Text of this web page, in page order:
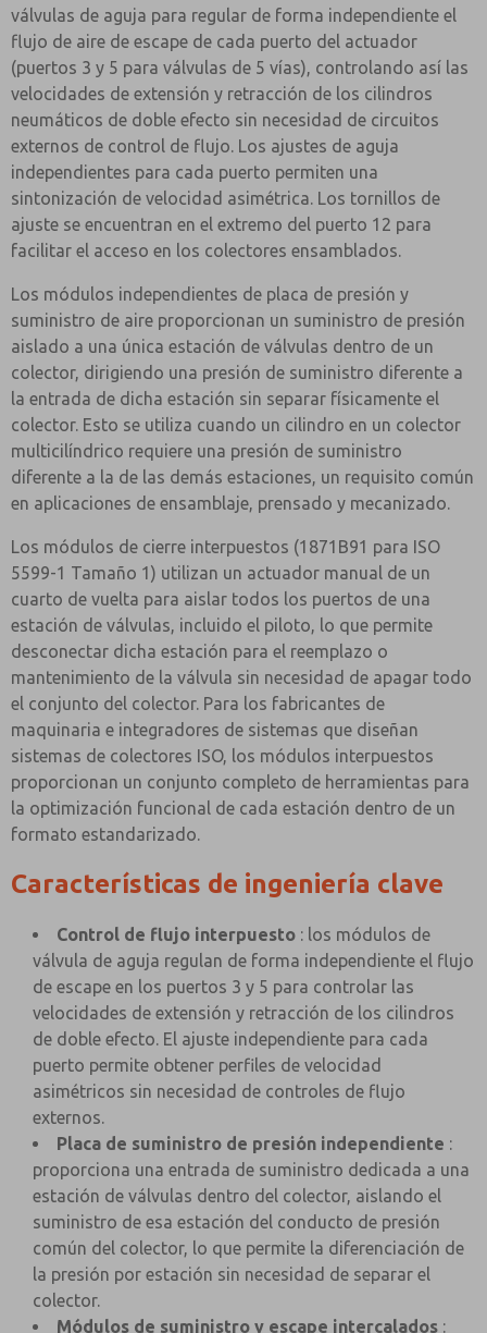
válvulas de aguja para regular de forma independiente el
flujo de aire de escape de cada puerto del actuador
(puertos 3 y 5 para válvulas de 5 vías), controlando así las
velocidades de extensión y retracción de los cilindros
neumáticos de doble efecto sin necesidad de circuitos
externos de control de flujo. Los ajustes de aguja
independientes para cada puerto permiten una
sintonización de velocidad asimétrica. Los tornillos de
ajuste se encuentran en el extremo del puerto 12 para
facilitar el acceso en los colectores ensamblados.
Los módulos independientes de placa de presión y
suministro de aire proporcionan un suministro de presión
aislado a una única estación de válvulas dentro de un
colector, dirigiendo una presión de suministro diferente a
la entrada de dicha estación sin separar físicamente el
colector. Esto se utiliza cuando un cilindro en un colector
multicilíndrico requiere una presión de suministro
diferente a la de las demás estaciones, un requisito común
en aplicaciones de ensamblaje, prensado y mecanizado.
Los módulos de cierre interpuestos (1871B91 para ISO
5599-1 Tamaño 1) utilizan un actuador manual de un
cuarto de vuelta para aislar todos los puertos de una
estación de válvulas, incluido el piloto, lo que permite
desconectar dicha estación para el reemplazo o
mantenimiento de la válvula sin necesidad de apagar todo
el conjunto del colector. Para los fabricantes de
maquinaria e integradores de sistemas que diseñan
sistemas de colectores ISO, los módulos interpuestos
proporcionan un conjunto completo de herramientas para
la optimización funcional de cada estación dentro de un
formato estandarizado.
Características de ingeniería clave
Control de flujo interpuesto : los módulos de
válvula de aguja regulan de forma independiente el flujo
de escape en los puertos 3 y 5 para controlar las
velocidades de extensión y retracción de los cilindros
de doble efecto. El ajuste independiente para cada
puerto permite obtener perfiles de velocidad
asimétricos sin necesidad de controles de flujo
externos.
Placa de suministro de presión independiente :
proporciona una entrada de suministro dedicada a una
estación de válvulas dentro del colector, aislando el
suministro de esa estación del conducto de presión
común del colector, lo que permite la diferenciación de
la presión por estación sin necesidad de separar el
colector.
Módulos de suministro y escape intercalados :